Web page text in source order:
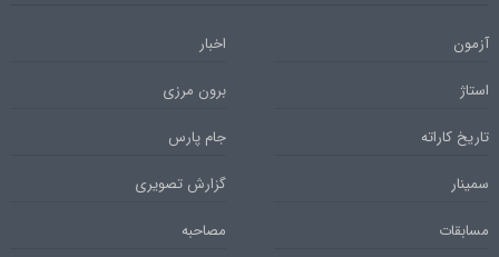
آزمون
اخبار
استاژ
برون مرزی
تاریخ کاراته
جام پارس
سمینار
گزارش تصویری
مسابقات
مصاحبه